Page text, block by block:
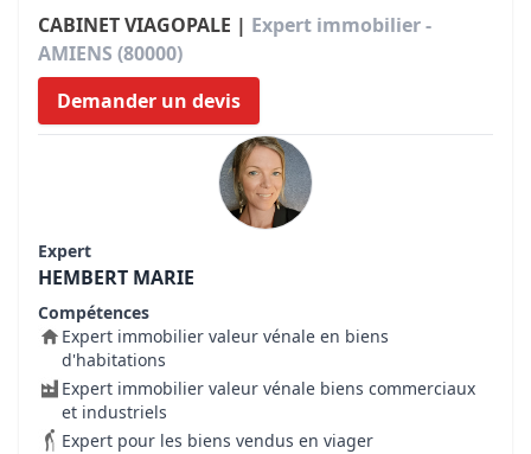
CABINET VIAGOPALE | Expert immobilier -
AMIENS (80000)
Demander un devis
Expert
HEMBERT MARIE
Compétences
Expert immobilier valeur vénale en biens
d'habitations
Expert immobilier valeur vénale biens commerciaux
et industriels
Expert pour les biens vendus en viager